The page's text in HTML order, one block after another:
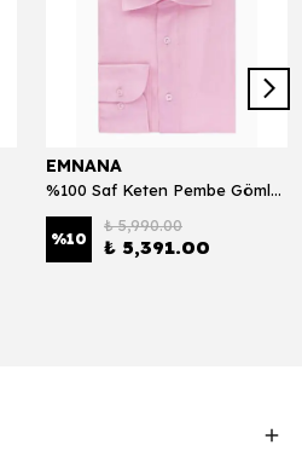
EMNANA
%100 Saf Keten Pembe Gömlek
%10
₺ 5,990.00
₺ 5,391.00